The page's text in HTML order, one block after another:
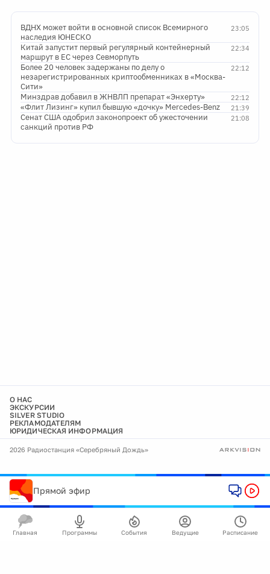
23:05
ВДНХ может войти в основной список Всемирного
наследия ЮНЕСКО
22:34
Китай запустит первый регулярный контейнерный
маршрут в ЕС через Севморпуть
22:12
Более 20 человек задержаны по делу о
незарегистрированных криптообменниках в «Москва-
Сити»
22:12
Минздрав добавил в ЖНВЛП препарат «Энхерту»
21:39
«Флит Лизинг» купил бывшую «дочку» Mercedes-Benz
21:08
Сенат США одобрил законопроект об ужесточении
санкций против РФ
О НАС
ЭКСКУРСИИ
SILVER STUDIO
РЕКЛАМОДАТЕЛЯМ
ЮРИДИЧЕСКАЯ ИНФОРМАЦИЯ
2026 Радиостанция «Серебряный Дождь»
Прямой эфир
Главная Программы События Ведущие Расписание